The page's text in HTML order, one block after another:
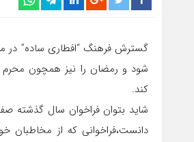
گسترش فرهنگ “افطاری ساده” در
شود و رمضان را نیز همچون محرم
کند.
شاید بتوان فراخوان سال گذشته
دانست،فراخوانی که از مخاطبان